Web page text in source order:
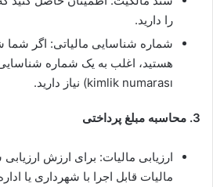
را دارید.
شماره شناسایی مالیاتی: اگر شما
kimlik numarası) نیاز دارید.
3. محاسبه مبلغ پرداختی
ارزیابی مالیات: برای ارزش
مالیات قابل اجرا با شهرداری یا